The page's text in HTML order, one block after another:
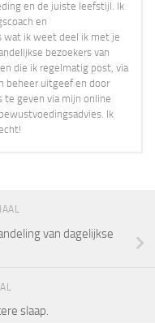
en de juiste leefstijl. Ik
en
wat ik weet deel ik met je
bezoekers van
die ik regelmatig post, via
beheer uitgeef en door
te geven via mijn online
Ik
van dagelijkse
slaap.